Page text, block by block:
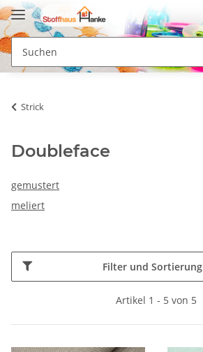
Strick
Doubleface
gemustert
meliert
Filter und Sortierung
Artikel 1 - 5 von 5